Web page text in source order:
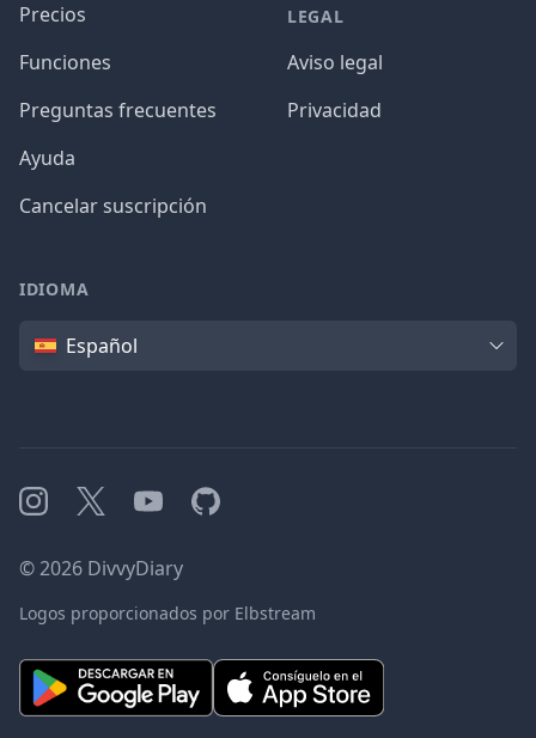
Precios
Funciones
Preguntas frecuentes
Ayuda
Cancelar suscripción
LEGAL
Aviso legal
Privacidad
IDIOMA
IdiomaEspañol
Instagram
X YouTubeGitHub
©2026 DivvyDiary
Logos proporcionados por Elbstream